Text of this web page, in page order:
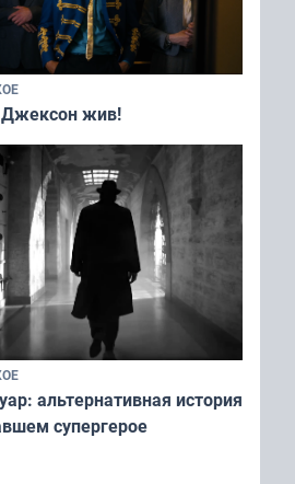
жив!
альтернативная история
супергерое